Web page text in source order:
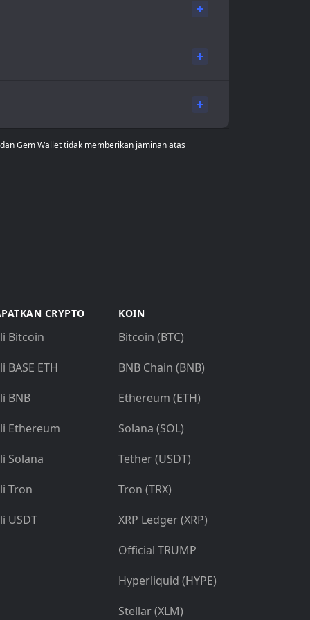
Gem Wallet tidak memberikan jaminan atas
CRYPTO
Bitcoin
BASE ETH
BNB
Ethereum
Solana
Tron
USDT
KOIN
Bitcoin (BTC)
BNB Chain (BNB)
Ethereum (ETH)
Solana (SOL)
Tether (USDT)
Tron (TRX)
XRP Ledger (XRP)
Official TRUMP
Hyperliquid (HYPE)
Stellar (XLM)